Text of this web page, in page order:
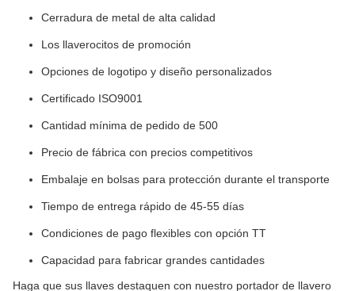
Cerradura de metal de alta calidad
Los llaverocitos de promoción
Opciones de logotipo y diseño personalizados
Certificado ISO9001
Cantidad mínima de pedido de 500
Precio de fábrica con precios competitivos
Embalaje en bolsas para protección durante el transporte
Tiempo de entrega rápido de 45-55 días
Condiciones de pago flexibles con opción TT
Capacidad para fabricar grandes cantidades
Haga que sus llaves destaquen con nuestro portador de llavero